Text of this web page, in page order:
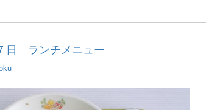
ランチメニュー